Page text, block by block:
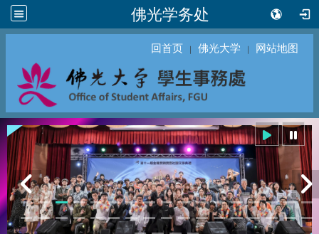
佛光学务处
回首页 ｜ 佛光大学 ｜ 网站地图